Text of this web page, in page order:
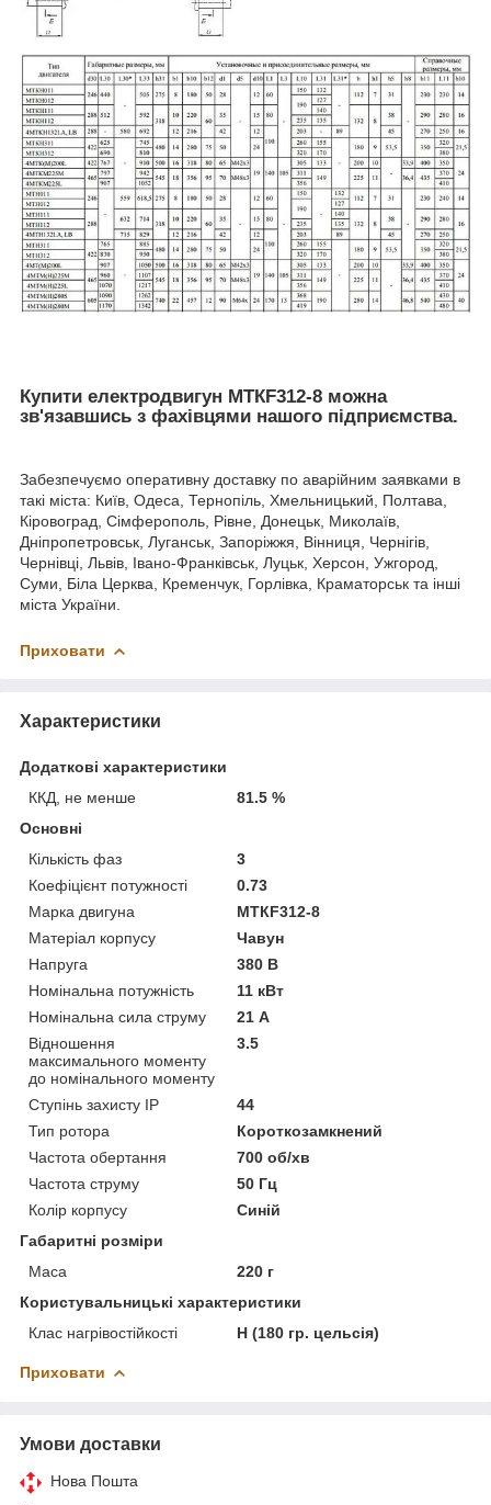
Купити електродвигун МТКF312-8 можна
зв'язавшись з фахівцями нашого підприємства.
Забезпечуємо оперативну доставку по аварійним заявками в
такі міста: Київ, Одеса, Тернопіль, Хмельницький, Полтава,
Кіровоград, Сімферополь, Рівне, Донецьк, Миколаїв,
Дніпропетровськ, Луганськ, Запоріжжя, Вінниця, Чернігів,
Чернівці, Львів, Івано-Франківськ, Луцьк, Херсон, Ужгород,
Суми, Біла Церква, Кременчук, Горлівка, Краматорськ та інші
міста України.
Приховати
Характеристики
Додаткові характеристики
ККД, не менше
81.5 %
Основні
Кількість фаз
3
Коефіцієнт потужності
0.73
Марка двигуна
МТКF312-8
Матеріал корпусу
Чавун
Напруга
380 В
Номінальна потужність
11 кВт
Номінальна сила струму
21 А
Відношення
максимального моменту
до номінального моменту
3.5
Ступінь захисту IP
44
Тип ротора
Короткозамкнений
Частота обертання
700 об/хв
Частота струму
50 Гц
Колір корпусу
Синій
Габаритні розміри
Маса
220 г
Користувальницькі характеристики
Клас нагрівостійкості
Н (180 гр. цельсія)
Приховати
Умови доставки
Нова Пошта